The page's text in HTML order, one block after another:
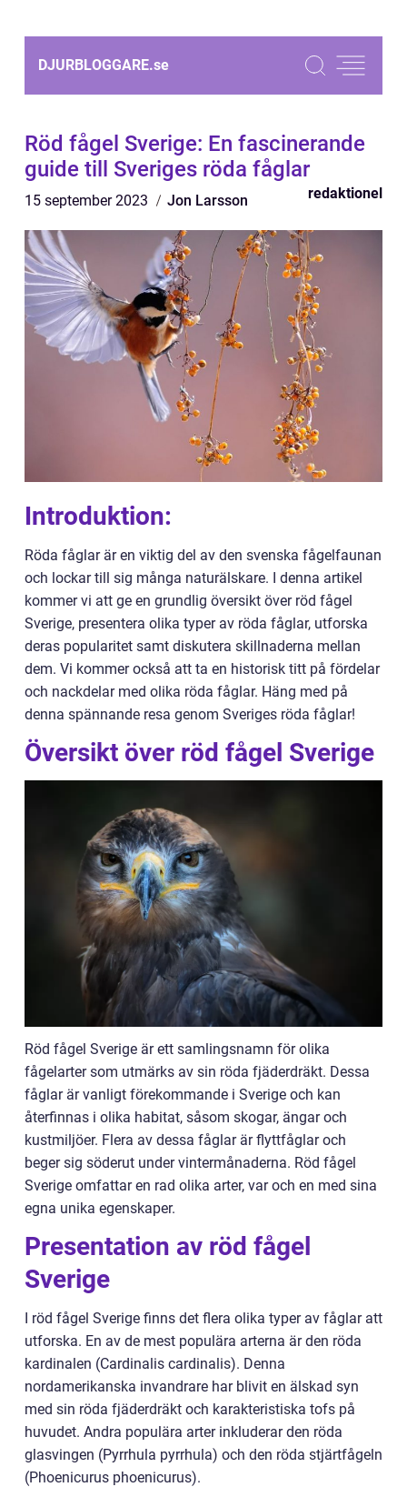
DJURBLOGGARE.se
Röd fågel Sverige: En fascinerande
guide till Sveriges röda fåglar
15 september 2023 Jon Larsson redaktionel
Introduktion:
Röda fåglar är en viktig del av den svenska fågelfaunan
och lockar till sig många naturälskare. I denna artikel
kommer vi att ge en grundlig översikt över röd fågel
Sverige, presentera olika typer av röda fåglar, utforska
deras popularitet samt diskutera skillnaderna mellan
dem. Vi kommer också att ta en historisk titt på fördelar
och nackdelar med olika röda fåglar. Häng med på
denna spännande resa genom Sveriges röda fåglar!
Översikt över röd fågel Sverige
Röd fågel Sverige är ett samlingsnamn för olika
fågelarter som utmärks av sin röda fjäderdräkt. Dessa
fåglar är vanligt förekommande i Sverige och kan
återfinnas i olika habitat, såsom skogar, ängar och
kustmiljöer. Flera av dessa fåglar är flyttfåglar och
beger sig söderut under vintermånaderna. Röd fågel
Sverige omfattar en rad olika arter, var och en med sina
egna unika egenskaper.
Presentation av röd fågel
Sverige
I röd fågel Sverige finns det flera olika typer av fåglar att
utforska. En av de mest populära arterna är den röda
kardinalen (Cardinalis cardinalis). Denna
nordamerikanska invandrare har blivit en älskad syn
med sin röda fjäderdräkt och karakteristiska tofs på
huvudet. Andra populära arter inkluderar den röda
glasvingen (Pyrrhula pyrrhula) och den röda stjärtfågeln
(Phoenicurus phoenicurus).